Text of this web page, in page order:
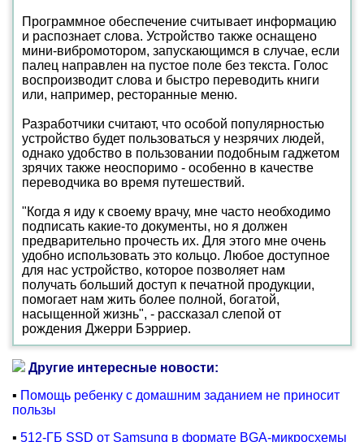
Программное обеспечение считывает информацию
и распознает слова. Устройство также оснащено
мини-вибромотором, запускающимся в случае, если
палец направлен на пустое поле без текста. Голос
воспроизводит слова и быстро переводить книги
или, например, ресторанные меню.
Разработчики считают, что особой популярностью
устройство будет пользоваться у незрячих людей,
однако удобство в пользовании подобным гаджетом
зрячих также неоспоримо - особенно в качестве
переводчика во время путешествий.
"Когда я иду к своему врачу, мне часто необходимо
подписать какие-то документы, но я должен
предварительно прочесть их. Для этого мне очень
удобно использовать это кольцо. Любое доступное
для нас устройство, которое позволяет нам
получать больший доступ к печатной продукции,
помогает нам жить более полной, богатой,
насыщенной жизнь", - рассказал слепой от
рождения Джерри Бэрриер.
Другие интересные новости:
▪ Помощь ребенку с домашним заданием не приносит
пользы
▪ 512-ГБ SSD от Samsung в формате BGA-микросхемы